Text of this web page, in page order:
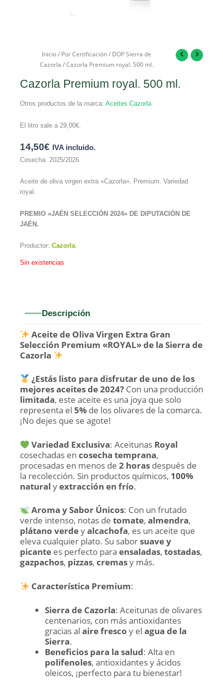
Inicio/ Por Certificación/ DOP Sierra de
Cazorla / Cazorla Premium royal. 500 ml.
Cazorla Premium royal. 500 ml.
Otros productos de la marca: Aceites Cazorla
El litro sale a 29,00€
14,50€ IVA incluido.
Cosecha: 2025/2026
Aceite de oliva virgen extra «Cazorla», Premium. Variedad
royal.
PREMIO «JAÉN SELECCIÓN 2024» DE DIPUTACIÓN DE
JAÉN.
Productor: Cazorla.
Sin existencias
Descripción
Aceite de Oliva Virgen Extra Gran
Selección Premium «ROYAL» de la Sierra de
Cazorla
¿Estás listo para disfrutar de uno de los
mejores aceites de 2024? Con una producción
limitada, este aceite es una joya que solo
representa el 5% de los olivares de la comarca.
¡No dejes que se agote!
Variedad Exclusiva: Aceitunas Royal
cosechadas en cosecha temprana,
procesadas en menos de 2 horas después de
la recolección. Sin productos químicos, 100%
natural yextracción en frío.
Aroma y Sabor Únicos: Con un frutado
verde intenso, notas de tomate, almendra,
plátano verdeyalcachofa, es un aceite que
eleva cualquier plato. Su saborsuave y
picante es perfecto para ensaladas, tostadas,
gazpachos, pizzas, cremasy más.
Característica Premium:
Sierra de Cazorla: Aceitunas de olivares
centenarios, con más antioxidantes
gracias al aire fresco y el agua de la
Sierra.
Beneficios para la salud: Alta en
polifenoles, antioxidantes y ácidos
oleicos, ¡perfecto para tu bienestar!